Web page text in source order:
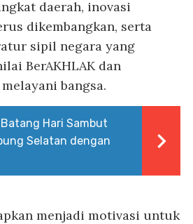
daerah, inovasi
dikembangkan, serta
sipil negara yang
BerAKHLAK dan
bangsa.
Batang Hari Sambut
Selatan dengan
menjadi motivasi untuk